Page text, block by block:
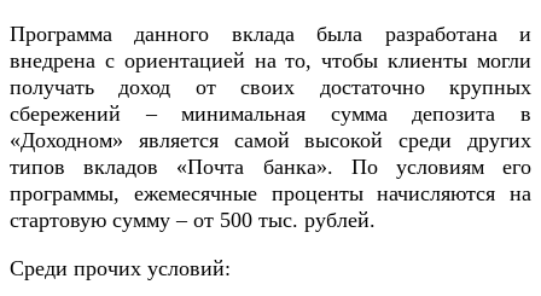
Программа данного вклада была разработана и
внедрена с ориентацией на то, чтобы клиенты могли
получать доход от своих достаточно крупных
сбережений – минимальная сумма депозита в
«Доходном» является самой высокой среди других
типов вкладов «Почта банка». По условиям его
программы, ежемесячные проценты начисляются на
стартовую сумму – от 500 тыс. рублей.
Среди прочих условий: